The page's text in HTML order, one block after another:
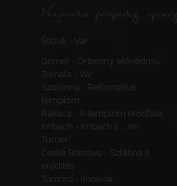
Najnovšie príspevky, opravy
Štítnik - Vár
Gemer - Őrtorony, elővédmű
Tornaľa - Vár
Szalonna - Református
templom
Rakaca - A templom erődfala
Imbach - Imbach II., „Im
Turner”
České Brezovo - Szlatina II.
erődítés
Tömörd - Ilonavár